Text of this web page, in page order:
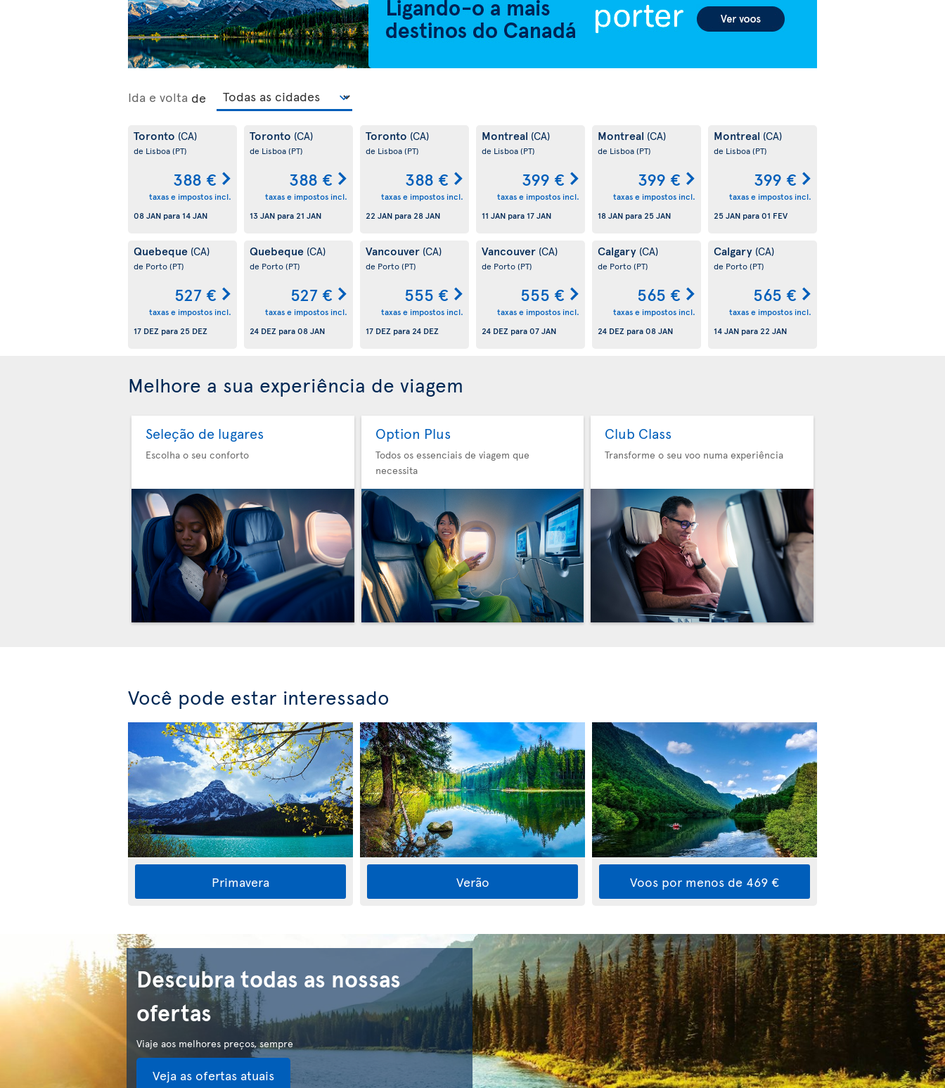
Ida e volta de
Toronto (CA)
de Lisboa(PT)
388 €
taxas e impostos incl.
08 JAN para 14 JAN
Toronto (CA)
de Lisboa(PT)
388 €
taxas e impostos incl.
13 JANpara21 JAN
Toronto (CA)
de Lisboa(PT)
388 €
taxas e impostos incl.
22 JANpara28 JAN
Montreal (CA)
de Lisboa(PT)
399 €
taxas e impostos incl.
11 JANpara 17 JAN
Montreal (CA)
de Lisboa(PT)
399 €
taxas e impostos incl.
18 JANpara25 JAN
Montreal (CA)
de Lisboa(PT)
399 €
taxas e impostos incl.
25 JANpara01 FEV
Quebeque (CA)
de Porto(PT)
527 €
taxas e impostos incl.
17 DEZ para25 DEZ
Quebeque (CA)
de Porto(PT)
527 €
taxas e impostos incl.
24 DEZpara08 JAN
Vancouver (CA)
de Porto(PT)
555 €
taxas e impostos incl.
17 DEZpara24 DEZ
Vancouver (CA)
de Porto(PT)
555 €
taxas e impostos incl.
24 DEZpara07 JAN
Calgary (CA)
de Porto(PT)
565 €
taxas e impostos incl.
24 DEZpara08 JAN
Calgary (CA)
de Porto(PT)
565 €
taxas e impostos incl.
14 JANpara22 JAN
Melhore a sua experiência de viagem
Seleção de lugares
Escolha o seu conforto
Option Plus
Todos os essenciais de viagem que
necessita
Club Class
Transforme o seu voo numa experiência
Você pode estar interessado
Primavera Verão Voos por menos de 469 €
Descubra todas as nossas
ofertas
Viaje aos melhores preços, sempre
Veja as ofertas atuais